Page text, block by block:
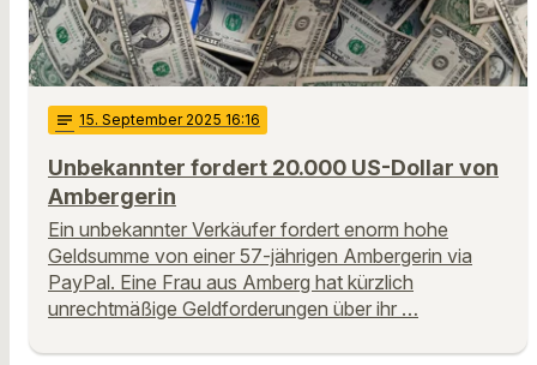
notes 15. September 2025 16:16
Unbekannter fordert 20.000 US-Dollar von
Ambergerin
Ein unbekannter Verkäufer fordert enorm hohe
Geldsumme von einer 57-jährigen Ambergerin via
PayPal. Eine Frau aus Amberg hat kürzlich
unrechtmäßige Geldforderungen über ihr …